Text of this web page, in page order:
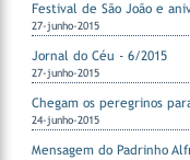
Festival de São João e
27-junho-2015
Jornal do Céu - 6/2015
27-junho-2015
Chegam os peregrinos
24-junho-2015
Mensagem do Padrinho